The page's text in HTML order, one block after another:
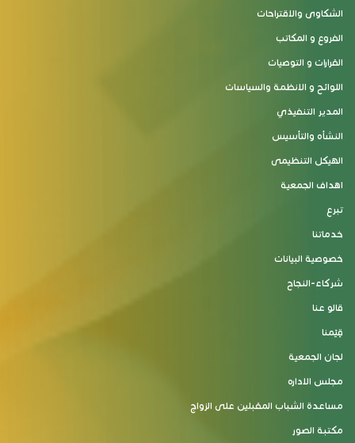
الشكاوى والاقتراحات
الفروع و المكاتب
القرارات و التوصيات
اللوائح و الانظمة والسياسات
المدير التنفيذي
النشأه والتأسيس
الهيكل التنظيمى
اهداف الجمعية
تبرع
خدماتنا
خصوصية البيانات
شركاء-النجاح
قالو عنا
قِيَمنا
لجان الجمعية
مجلس الاداره
مساعدة الشباب المقبلين على الزواج
مكتبة الصور